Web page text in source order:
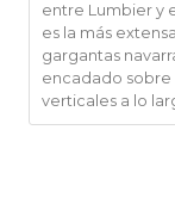
entre Lumbier y
es la más
gargantas
encadado
verticales a lo